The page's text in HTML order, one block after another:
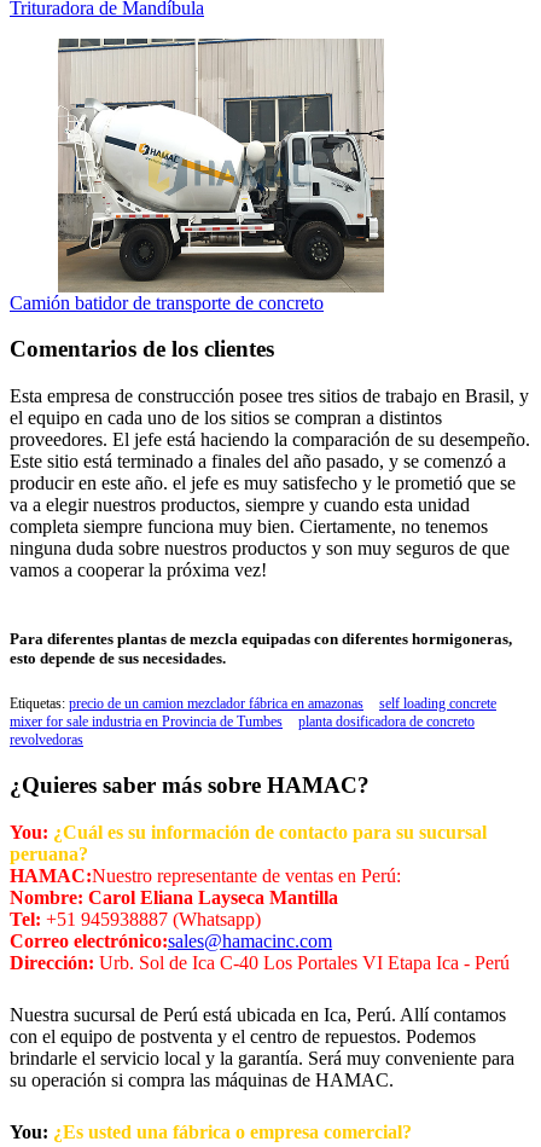
Trituradora de Mandíbula
Camión batidor de transporte de concreto
Comentarios de los clientes
Esta empresa de construcción posee tres sitios de trabajo en Brasil, y
el equipo en cada uno de los sitios se compran a distintos
proveedores. El jefe está haciendo la comparación de su desempeño.
Este sitio está terminado a finales del año pasado, y se comenzó a
producir en este año. el jefe es muy satisfecho y le prometió que se
va a elegir nuestros productos, siempre y cuando esta unidad
completa siempre funciona muy bien. Ciertamente, no tenemos
ninguna duda sobre nuestros productos y son muy seguros de que
vamos a cooperar la próxima vez!
Para diferentes plantas de mezcla equipadas con diferentes hormigoneras,
esto depende de sus necesidades.
Etiquetas: precio de un camion mezclador fábrica en amazonas
self loading concrete
mixer for sale industria en Provincia de Tumbes
planta dosificadora de concreto
revolvedoras
¿Quieres saber más sobre HAMAC?
You: ¿Cuál es su información de contacto para su sucursal
peruana?
HAMAC:Nuestro representante de ventas en Perú:
Nombre: Carol Eliana Layseca Mantilla
Tel: +51 945938887 (Whatsapp)
Correo electrónico:sales@hamacinc.com
Dirección: Urb. Sol de Ica C-40 Los Portales VI Etapa Ica - Perú
Nuestra sucursal de Perú está ubicada en Ica, Perú. Allí contamos
con el equipo de postventa y el centro de repuestos. Podemos
brindarle el servicio local y la garantía. Será muy conveniente para
su operación si compra las máquinas de HAMAC.
You: ¿Es usted una fábrica o empresa comercial?